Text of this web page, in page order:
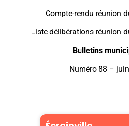
Compte-rendu réunion
Liste délibérations réunion
Bulletins
Numéro 88 –